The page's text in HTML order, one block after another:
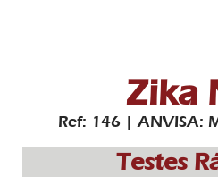
Zika
Ref: 146 | ANVISA:
Testes